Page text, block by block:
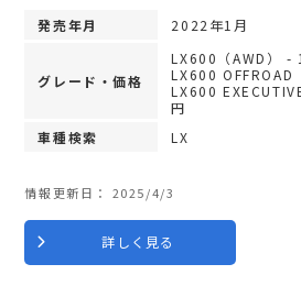
発売年月 2022年1月
グレード・価格
LX600（AWD） -
LX600
LX600
円
車種検索
LX
情報更新日： 2025/4/3
詳しく見る